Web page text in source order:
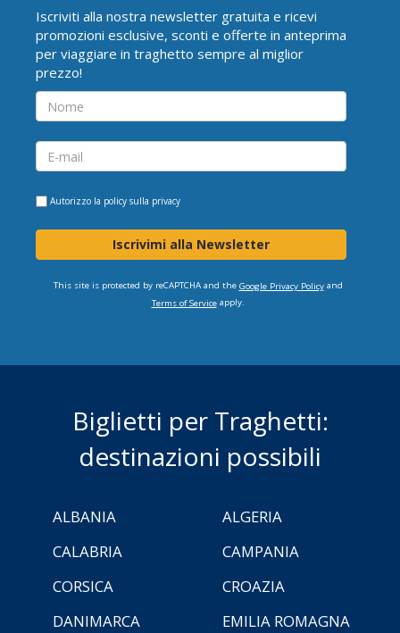
Iscriviti alla nostra newsletter gratuita e ricevi
promozioni esclusive, sconti e offerte in anteprima
per viaggiare in traghetto sempre al miglior
prezzo!
Autorizzo la policy sulla privacy
Iscrivimi alla Newsletter
This site is protected by reCAPTCHA and the Google Privacy Policyand
Terms of Serviceapply.
Biglietti per Traghetti:
destinazioni possibili
ALBANIA
ALGERIA
CALABRIA
CAMPANIA
CORSICA
CROAZIA
DANIMARCA
EMILIA ROMAGNA